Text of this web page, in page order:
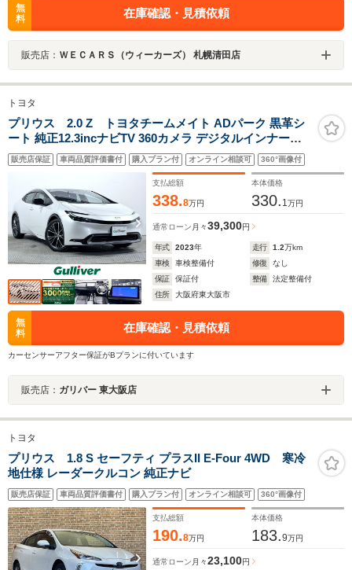
無
料
在庫確認・見積依頼
販売店： ＷＥＣＡＲＳ（ウィーカーズ） 札幌清田店
トヨタ
プリウス 2.0 Z トヨタチームメイト ADパーク 黒革シ
ート 純正12.3incナビTV 360カメラ デジタルインナーミ
ラー パワーシート/ヒーター/エアコン 電動リアゲート レ
ーダークルコン 衝突軽減ブレーキ レーンアシスト BSM
販売店保証 車両品質評価書付 購入プラン付 オンライン相談可 360°画像付
支払総額
338.8万円
本体価格
330. 1万円
通常ローン 月々39,300円
年式 2023年 走行 1.2万km
車検
車検整備付 修復
なし
保証
保証付 整備
法定整備付
住所
大阪府東大阪市
無
料
在庫確認・見積依頼
カーセンサーアフター保証がBプランに付いています
販売店： ガリバー 東大阪店
トヨタ
プリウス 1.8 S セーフティ プラスII E-Four 4WD 寒冷
地仕様 レーダークルコン 純正ナビ
販売店保証 車両品質評価書付 購入プラン付 オンライン相談可 360°画像付
支払総額
190.8万円
本体価格
183.9万円
通常ローン 月々23,100円